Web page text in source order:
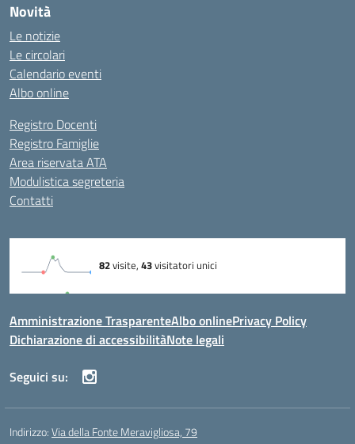
Novità
Le notizie
Le circolari
Calendario eventi
Albo online
Registro Docenti
Registro Famiglie
Area riservata ATA
Modulistica segreteria
Contatti
Amministrazione TrasparenteAlbo onlinePrivacy Policy
Dichiarazione di accessibilitàNote legali
Seguici su:
Indirizzo:Via della Fonte Meravigliosa, 79